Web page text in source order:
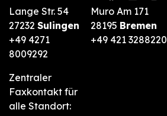
Lange Str. 54
27232 Sulingen
+49 4271
8009292
Zentraler
Faxkontakt für
alle Standort:
Muro Am 171
28195 Bremen
+49 421 3288220